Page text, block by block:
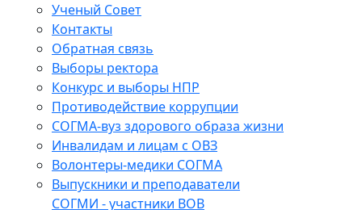
Ученый Совет
Контакты
Обратная связь
Выборы ректора
Конкурс и выборы НПР
Противодействие коррупции
СОГМА-вуз здорового образа жизни
Инвалидам и лицам с ОВЗ
Волонтеры-медики СОГМА
Выпускники и преподаватели
СОГМИ - участники ВОВ